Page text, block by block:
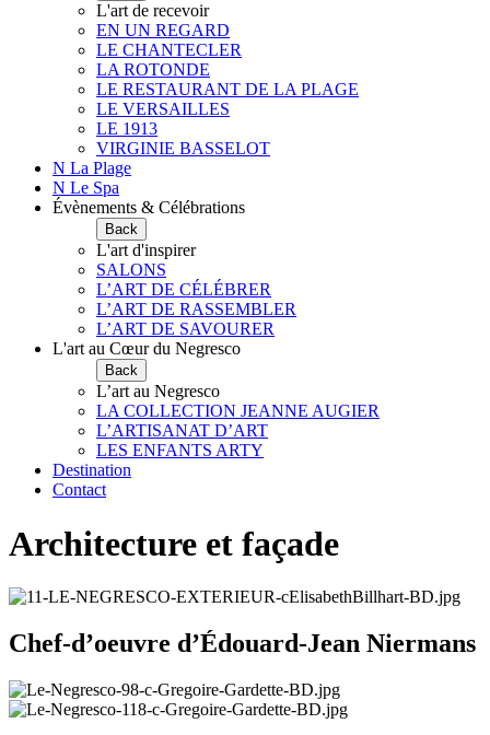
L'art de recevoir
EN UN REGARD
LE CHANTECLER
LA ROTONDE
LE RESTAURANT DE LA PLAGE
LE VERSAILLES
LE 1913
VIRGINIE BASSELOT
N La Plage
N Le Spa
Évènements & Célébrations
Back
L'art d'inspirer
SALONS
L’ART DE CÉLÉBRER
L’ART DE RASSEMBLER
L’ART DE SAVOURER
L'art au Cœur du Negresco
Back
L’art au Negresco
LA COLLECTION JEANNE AUGIER
L’ARTISANAT D’ART
LES ENFANTS ARTY
Destination
Contact
Architecture et façade
Chef-d’oeuvre d’Édouard-Jean Niermans